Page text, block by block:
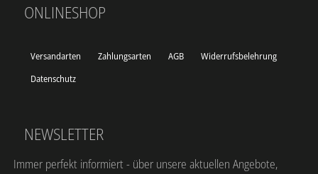
ONLINESHOP
Versandarten Zahlungsarten AGB
Widerrufsbelehrung
Datenschutz
NEWSLETTER
Immer perfekt informiert - über unsere aktuellen Angebote,